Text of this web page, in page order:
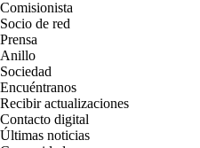
Comisionista
Socio de red
Prensa
Anillo
Sociedad
Encuéntranos
Recibir actualizaciones
Contacto digital
Últimas noticias